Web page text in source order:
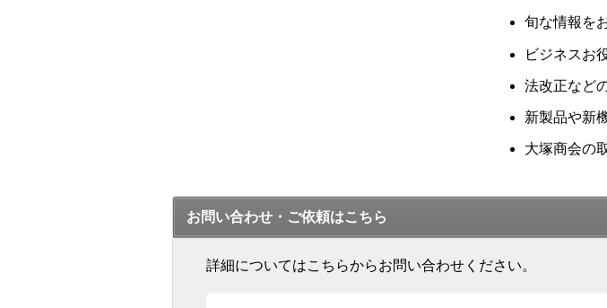
旬な情報を
ビジネスお
法改正など
新製品や新
大塚商会の
お問い合わせ・ご依頼はこちら
詳細についてはこちらからお問い合わせください。